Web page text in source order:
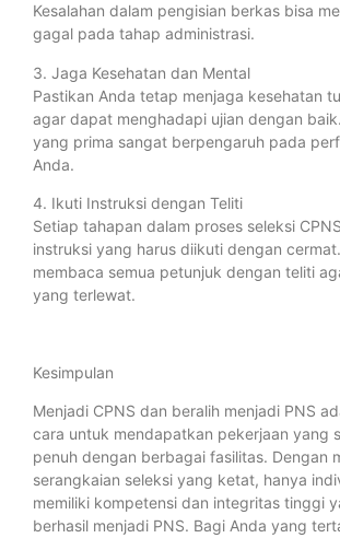
Kesalahan dalam pengisian berkas bisa
gagal pada tahap administrasi.
3. Jaga Kesehatan dan Mental
Pastikan Anda tetap menjaga kesehatan
agar dapat menghadapi ujian dengan
yang prima sangat berpengaruh pada
Anda.
4. Ikuti Instruksi dengan Teliti
Setiap tahapan dalam proses seleksi
instruksi yang harus diikuti dengan
membaca semua petunjuk dengan teliti
yang terlewat.
Kesimpulan
Menjadi CPNS dan beralih menjadi PNS
cara untuk mendapatkan pekerjaan yang
penuh dengan berbagai fasilitas. Dengan
serangkaian seleksi yang ketat, hanya
memiliki kompetensi dan integritas tinggi
berhasil menjadi PNS. Bagi Anda yang